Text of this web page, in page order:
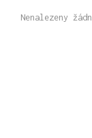
Nenalezeny